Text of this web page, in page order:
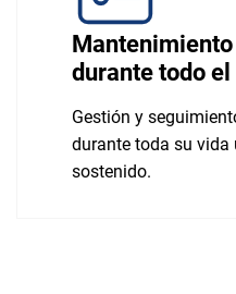
durante todo
Gestión y
durante toda su
sostenido.